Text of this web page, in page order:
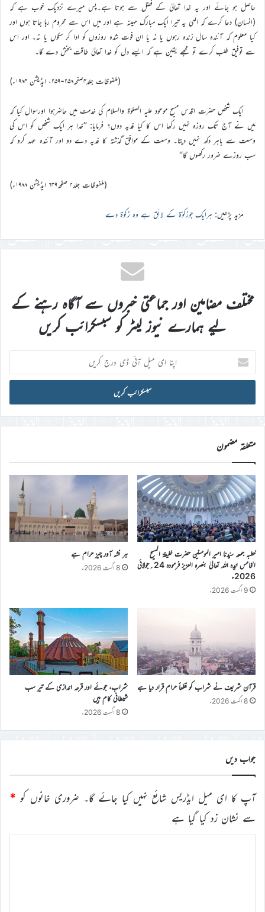
حاصل ہو جائے اور یہ خدا تعالیٰ کے فضل سے ہوتا ہے۔پس میرے نزدیک خوب ہے کہ
(انسان) دعا کرے کہ الٰہی یہ تیرا ایک مبارک مہینہ ہے اور میں اس سے محروم رہا جاتا ہوں اور
کیا معلوم کہ آئندہ سال زندہ رہوں یا نہ یا ان فوت شدہ روزوں کو ادا کر سکوں یا نہ۔ اور اس
سے توفیق طلب کرے تو مجھے یقین ہے کہ ایسے دل کو خدا تعالیٰ طاقت بخش دے گا۔
(ملفوظات جلد۴صفحہ۲۵۸-۲۵۹، ایڈیشن ۱۹۸۴ء)
ایک شخص حضرت اقدس مسیح موعود علیہ الصلوٰۃ والسلام کی خدمت میں حاضرہوا اورسوال کیا کہ
مَیں نے آج تک روزہ نہیں رکھا اس کا کیا فدیہ دوں؟ فرمایا: ’’خدا ہر ایک شخص کو اس کی
وسعت سے باہر دکھ نہیں دیتا۔ وسعت کے موافق گذشتہ کا فدیہ دے دو اور آئندہ عہد کرو کہ
سب روزے ضرور رکھوں گا‘‘
(ملفوظات جلد۲ صفحہ۶۳۹ ایڈیشن ۱۹۸۸ء)
مزید پڑھیں: ہرایک جوزکوٰۃ کے لائق ہے وہ زکوٰۃ دے
مختلف مضامین اور جماعتی خبروں سے آگاہ رہنے کے
لیے ہمارے نیوز لیٹر کو سبسکرائب کریں
اپنا
ای
میل
ڈی
درج
کریں
متعلقہ مضمون
خطبہ جمعہ سیّدنا امیر المومنین حضرت خلیفۃ المسیح
الخامس ایّدہ اللہ تعالیٰ بنصرہ العزیز فرمودہ 24؍جولائی
2026ء
9 اگست 2026ء
ہر نشہ آور چیز حرام ہے
8 اگست 2026ء
قرآن شریف نے شراب کو قطعاً حرام قرار دیا ہے
8 اگست 2026ء
شراب، جوئے اور قرعہ اندازی کے تیر سب
شیطانی کام ہیں
8 اگست 2026ء
جواب دیں
آپ کا ای میل ایڈریس شائع نہیں کیا جائے گا۔ ضروری خانوں کو *
سے نشان زد کیا گیا ہے